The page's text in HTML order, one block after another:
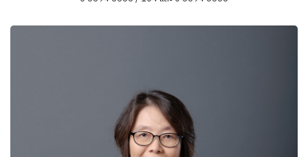
ข้อมูลความเชี่ยวชาญ
ระเบียบวิธีวิจัยทางสังคมวิทยา
วัฒนธรรมศึกษา (เน้นสื่อและวัฒนธรรมสมัยนิยม)